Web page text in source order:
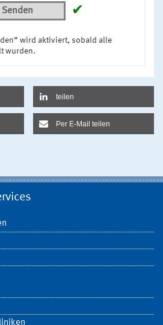
Senden ✔
wird aktiviert, sobald alle
wurden.
teilen
Per E-Mail teilen